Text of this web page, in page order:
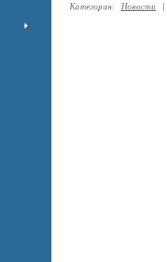
Категория: Новости |